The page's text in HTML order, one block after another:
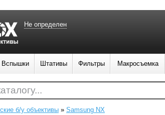
б/у объективы » Samsung NX
Не определен
Вспышки Штативы Фильтры Макросъемка